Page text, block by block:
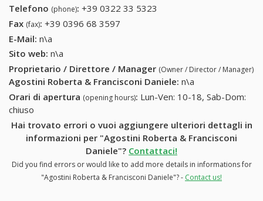
Telefono (phone): +39 0322 33 5323
Fax (fax): +39 0396 68 3597
E-Mail: n\a
Sito web: n\a
Proprietario / Direttore / Manager (Owner / Director / Manager)
Agostini Roberta & Francisconi Daniele: n\a
Orari di apertura (opening hours): Lun-Ven: 10-18, Sab-Dom:
chiuso
Hai trovato errori o vuoi aggiungere ulteriori dettagli in
informazioni per "Agostini Roberta & Francisconi
Daniele"? Contattaci!
Did you find errors or would like to add more details in informations for
"Agostini Roberta & Francisconi Daniele"? - Contact us!